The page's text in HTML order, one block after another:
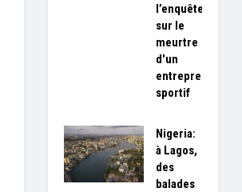
l’enquête
sur le
meurtre
d'un
entrepreneur
sportif
Nigeria:
à Lagos,
des
balades